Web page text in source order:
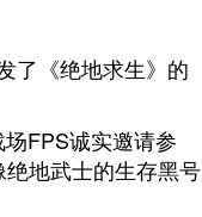
了《绝地求生》的
FPS诚实邀请参
地武士的生存黑号